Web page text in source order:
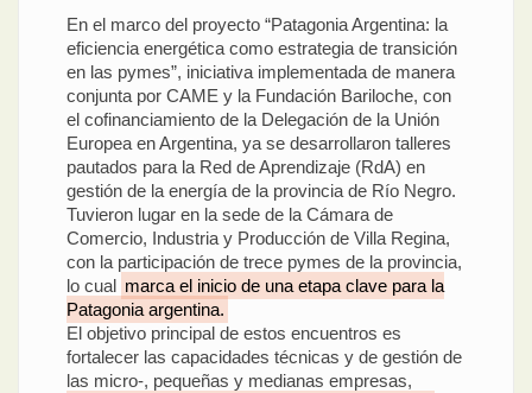
En el marco del proyecto “Patagonia Argentina: la
eficiencia energética como estrategia de transición
en las pymes”, iniciativa implementada de manera
conjunta por CAME y la Fundación Bariloche, con
el cofinanciamiento de la Delegación de la Unión
Europea en Argentina, ya se desarrollaron talleres
pautados para la Red de Aprendizaje (RdA) en
gestión de la energía de la provincia de Río Negro.
Tuvieron lugar en la sede de la Cámara de
Comercio, Industria y Producción de Villa Regina,
con la participación de trece pymes de la provincia,
lo cual marca el inicio de una etapa clave para la
Patagonia argentina.
El objetivo principal de estos encuentros es
fortalecer las capacidades técnicas y de gestión de
las micro-, pequeñas y medianas empresas,